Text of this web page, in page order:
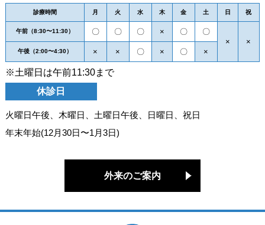
診療時間 月 火 水 木 金 土 日 祝
午前（8:30〜11:30） 〇 〇 〇 × 〇
〇
×
×
午後（2:00〜4:30） × × 〇 × 〇 ×
※土曜日は午前11:30まで
休診日
火曜日午後、木曜日、土曜日午後、日曜日、祝日
年末年始(12月30日〜1月3日)
外来のご案内